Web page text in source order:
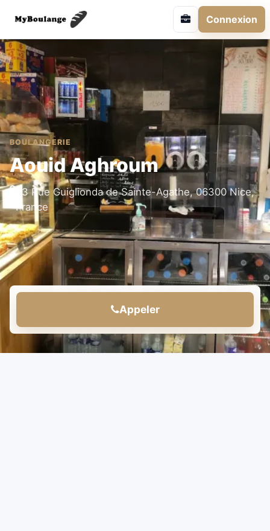
Connexion
BOULANGERIE
Aouid Aghroum
23 Rue Guiglionda de Sainte-Agathe, 06300 Nice,
France
Appeler